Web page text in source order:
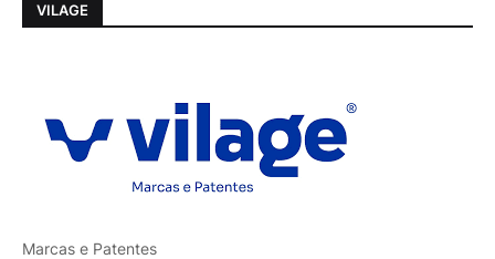
VILAGE
Marcas e Patentes